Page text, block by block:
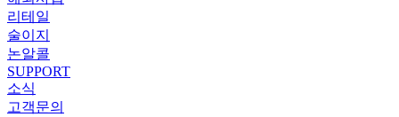
리테일
술이지
논알콜
SUPPORT
소식
고객문의